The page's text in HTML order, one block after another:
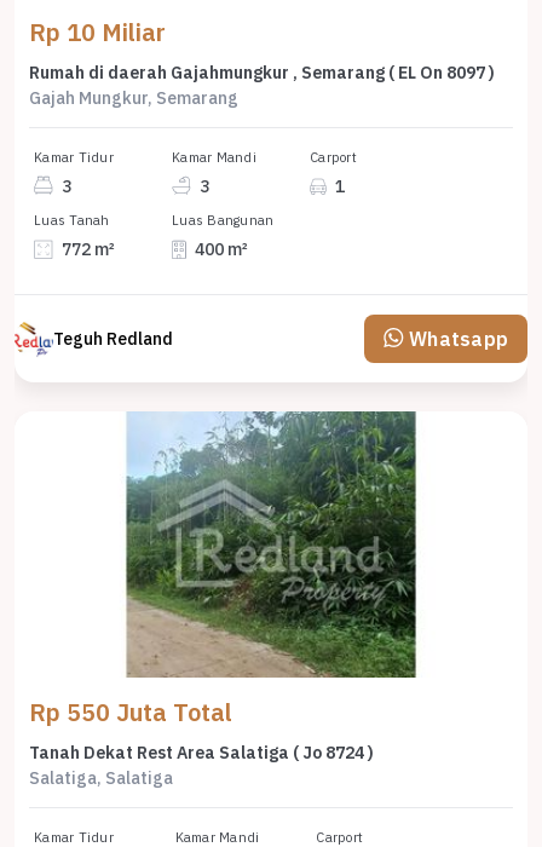
Rp 10 Miliar
Rumah di daerah Gajahmungkur , Semarang ( EL On 8097 )
Gajah Mungkur, Semarang
Kamar Tidur
3
Kamar Mandi
3
Carport
1
Luas Tanah
772 m²
Luas Bangunan
400 m²
Teguh Redland Whatsapp
Rp 550 Juta Total
Tanah Dekat Rest Area Salatiga ( Jo 8724 )
Salatiga, Salatiga
Kamar Tidur Kamar Mandi Carport